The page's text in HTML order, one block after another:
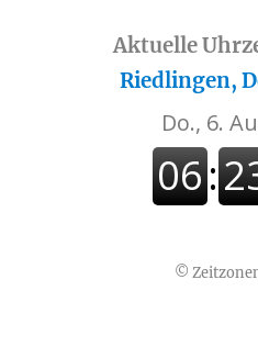
Aktuelle
Riedlingen,
©